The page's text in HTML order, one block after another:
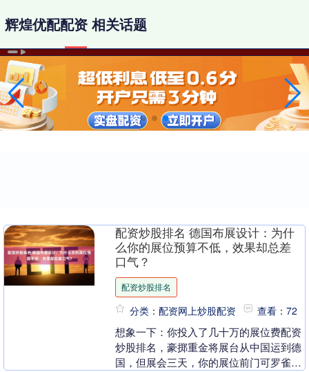
辉煌优配配资 相关话题
配资炒股排名 德国布展设计：为什
么你的展位预算不低，效果却总差
口气？
配资炒股排名
分类：配资网上炒股配资 查看：72
想象一下：你投入了几十万的展位费配资
炒股排名，豪掷重金将展台从中国运到德
国，但展会三天，你的展位前门可罗雀，